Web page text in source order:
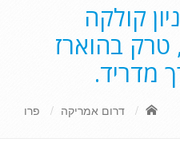
קולקה
טרק בהוארז
מדריד.
דרום אמריקה פרו